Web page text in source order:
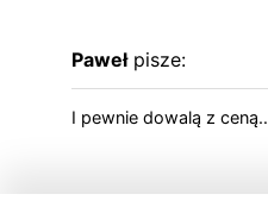
Paweł pisze:
I pewnie dowalą z